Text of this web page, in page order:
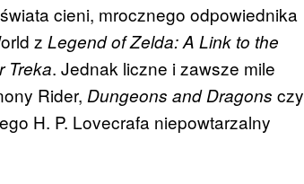
cieni, mrocznego odpowiednika
z Legend ofZelda: A Link to the
Treka. Jednak liczne i zawsze mile
Rider, Dungeons andDragons czy
H. P. Lovecrafa niepowtarzalny